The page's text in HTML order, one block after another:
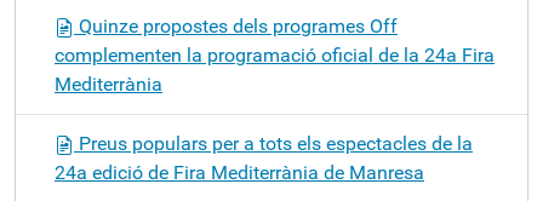
Quinze propostes dels programes Off
complementen la programació oficial de la 24a Fira
Mediterrània
Preus populars per a tots els espectacles de la
24a edició de Fira Mediterrània de Manresa